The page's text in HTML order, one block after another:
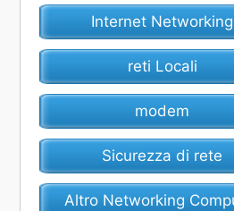
Internet Networking
reti Locali
modem
Sicurezza di rete
Altro Networking